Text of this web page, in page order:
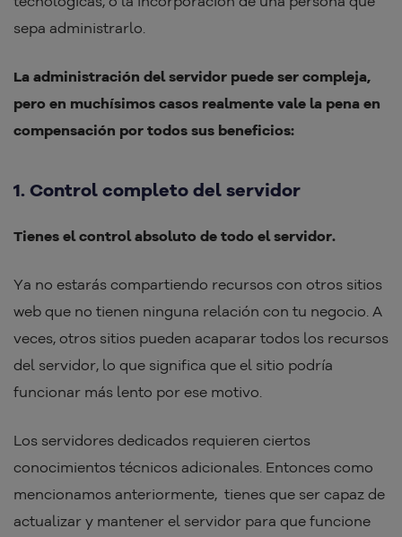
sepa administrarlo.
La administración del servidor puede ser compleja,
pero en muchísimos casos realmente vale la pena en
compensación por todos sus beneficios:
1. Control completo del servidor
Tienes el control absoluto de todo el servidor.
Ya no estarás compartiendo recursos con otros sitios
web que no tienen ninguna relación con tu negocio. A
veces, otros sitios pueden acaparar todos los recursos
del servidor, lo que significa que el sitio podría
funcionar más lento por ese motivo.
Los servidores dedicados requieren ciertos
conocimientos técnicos adicionales. Entonces como
mencionamos anteriormente, tienes que ser capaz de
actualizar y mantener el servidor para que funcione